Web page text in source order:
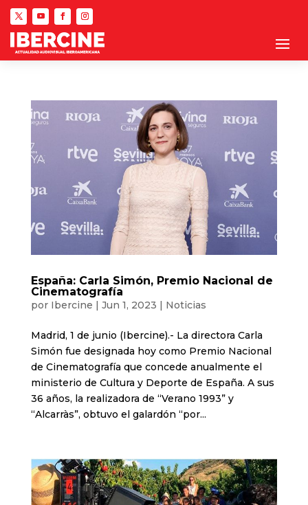
España: Carla Simón, Premio Nacional de
Cinematografía
por Ibercine | Jun 1, 2023 | Noticias
Madrid, 1 de junio (Ibercine).- La directora Carla
Simón fue designada hoy como Premio Nacional
de Cinematografía que concede anualmente el
ministerio de Cultura y Deporte de España. A sus
36 años, la realizadora de “Verano 1993” y
“Alcarràs”, obtuvo el galardón “por...